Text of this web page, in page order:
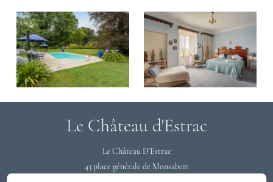
Le Château d'Estrac
Le Château D'Estrac
43 place générale de Monsabert